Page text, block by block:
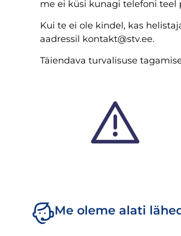
me ei küsi kunagi telefoni teel
Kui te ei ole kindel, kas
aadressil kontakt@stv.ee.
Täiendava turvalisuse
Me oleme alati